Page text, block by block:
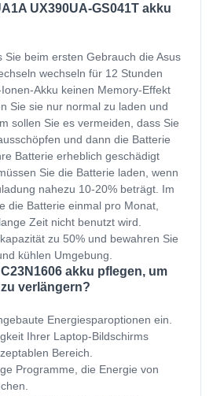
UX390UA-GS041T akku
Sie beim ersten Gebrauch die Asus
wechseln für 12 Stunden
Akku keinen Memory-Effekt
Sie sie nur normal zu laden und
sollen Sie es vermeiden, dass Sie
und dann die Batterie
Batterie erheblich geschädigt
Sie die Batterie laden, wenn
nahezu 10-20% beträgt. Im
die Batterie einmal pro Monat,
Zeit nicht benutzt wird.
zu 50% und bewahren Sie
kühlen Umgebung.
akku pflegen, um
verlängern?
Energiesparoptionen ein.
Ihrer Laptop-Bildschirms
Bereich.
Programme, die Energie von